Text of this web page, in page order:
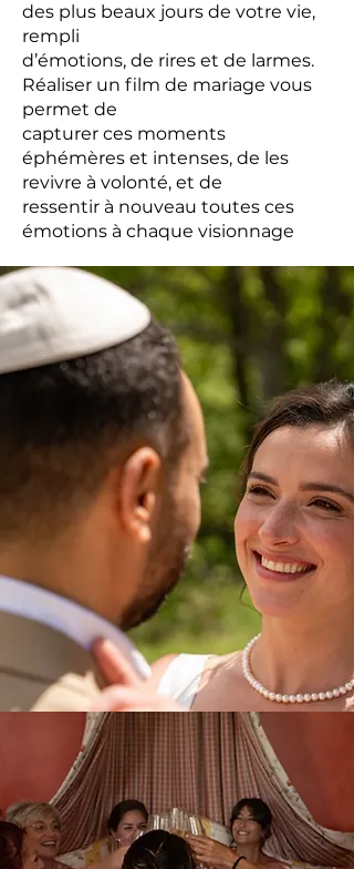
des plus beaux jours de votre vie,
rempli
d’émotions, de rires et de larmes.
Réaliser un film de mariage vous
permet de
capturer ces moments
éphémères et intenses, de les
revivre à volonté, et de
ressentir à nouveau toutes ces
émotions à chaque visionnage